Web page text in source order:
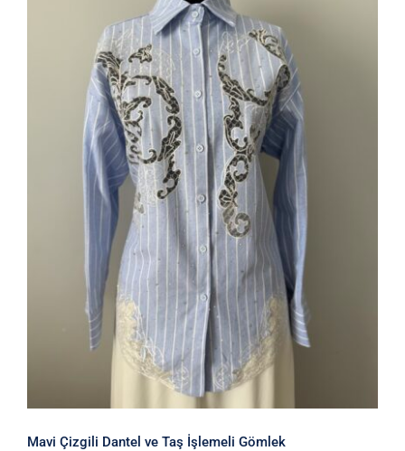
Mavi Çizgili Dantel ve Taş İşlemeli
Gömlek
Mavi Çizgili Dantel ve Taş İşlemeli Gömlek